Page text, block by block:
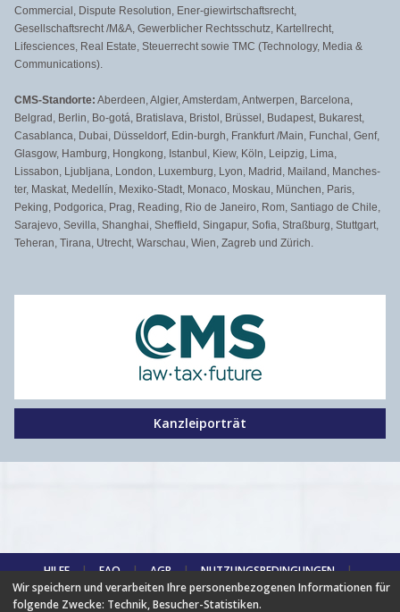
Commercial, Dispute Resolution, Ener-giewirtschaftsrecht,
Gesellschaftsrecht /M&A, Gewerblicher Rechtsschutz, Kartellrecht,
Lifesciences, Real Estate, Steuerrecht sowie TMC (Technology, Media &
Communications).
CMS-Standorte: Aberdeen, Algier, Amsterdam, Antwerpen, Barcelona,
Belgrad, Berlin, Bo-gotá, Bratislava, Bristol, Brüssel, Budapest, Bukarest,
Casablanca, Dubai, Düsseldorf, Edin-burgh, Frankfurt /Main, Funchal, Genf,
Glasgow, Hamburg, Hongkong, Istanbul, Kiew, Köln, Leipzig, Lima,
Lissabon, Ljubljana, London, Luxemburg, Lyon, Madrid, Mailand, Manches-
ter, Maskat, Medellín, Mexiko-Stadt, Monaco, Moskau, München, Paris,
Peking, Podgorica, Prag, Reading, Rio de Janeiro, Rom, Santiago de Chile,
Sarajevo, Sevilla, Shanghai, Sheffield, Singapur, Sofia, Straßburg, Stuttgart,
Teheran, Tirana, Utrecht, Warschau, Wien, Zagreb und Zürich.
Kanzleiporträt
HILFE | FAQ | AGB | NUTZUNGSBEDINGUNGEN
|
DATENSCHUTZ
| ÜBER UNS | NEUIGKEITEN | PARTNER
|
PREISE
| BROSCHÜRE | IMPRESSUM
Wir speichern und verarbeiten Ihre personenbezogenen Informationen für
folgende Zwecke: Technik, Besucher-Statistiken.